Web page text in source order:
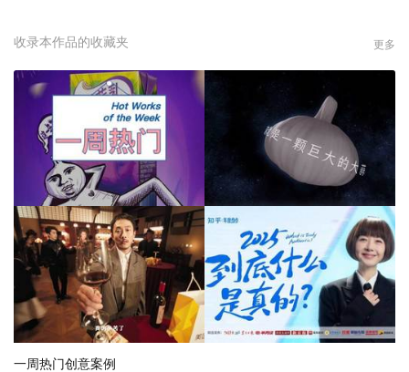
收录本作品的收藏夹 更多
一周热门创意案例